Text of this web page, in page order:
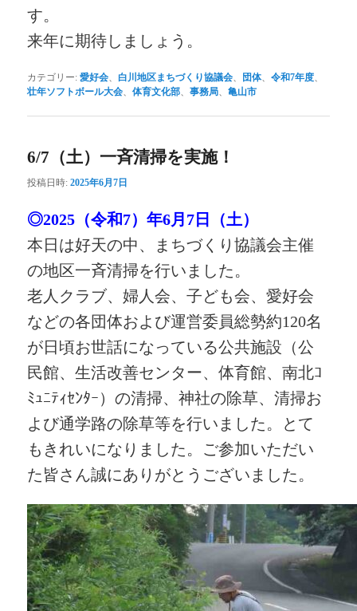
す。
来年に期待しましょう。
カテゴリー: 愛好会、 白川地区まちづくり協議会、 団体、令和7年度、
壮年ソフトボール大会、体育文化部、事務局、亀山市
6/7（土）一斉清掃を実施！
投稿日時:2025年6月7日
◎2025（令和7）年6月7日（土）
本日は好天の中、まちづくり協議会主催
の地区一斉清掃を行いました。
老人クラブ、婦人会、子ども会、愛好会
などの各団体および運営委員総勢約120名
が日頃お世話になっている公共施設（公
民館、生活改善センター、体育館、南北ｺ
ﾐｭﾆﾃｨｾﾝﾀｰ）の清掃、神社の除草、清掃お
よび通学路の除草等を行いました。とて
もきれいになりました。ご参加いただい
た皆さん誠にありがとうございました。